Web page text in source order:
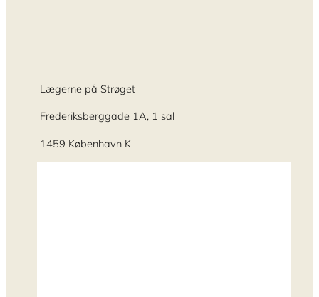
Lægerne på Strøget
Frederiksberggade 1A, 1 sal
1459 København K